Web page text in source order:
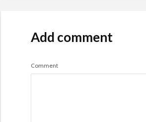
Add comment
Comment